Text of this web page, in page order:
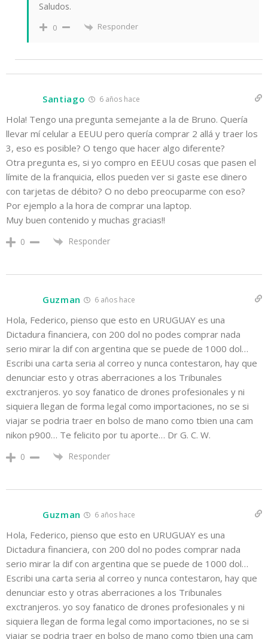
Saludos.
0 Responder
Santiago 6 años hace
Hola! Tengo una pregunta semejante a la de Bruno. Quería
llevar mí celular a EEUU pero quería comprar 2 allá y traer los
3, eso es posible? O tengo que hacer algo diferente?
Otra pregunta es, si yo compro en EEUU cosas que pasen el
límite de la franquicia, ellos pueden ver si gaste ese dinero
con tarjetas de débito? O no debo preocuparme con eso?
Por ejemplo a la hora de comprar una laptop.
Muy buen contenido y muchas gracias!!
0 Responder
Guzman 6 años hace
Hola, Federico, pienso que esto en URUGUAY es una
Dictadura financiera, con 200 dol no podes comprar nada
serio mirar la dif con argentina que se puede de 1000 dol…
Escribi una carta seria al correo y nunca contestaron, hay que
denunciar esto y otras aberraciones a los Tribunales
exctranjeros. yo soy fanatico de drones profesionales y ni
siquiera llegan de forma legal como importaciones, no se si
viajar se podria traer en bolso de mano como tbien una cam
nikon p900… Te felicito por tu aporte… Dr G. C. W.
0 Responder
Guzman 6 años hace
Hola, Federico, pienso que esto en URUGUAY es una
Dictadura financiera, con 200 dol no podes comprar nada
serio mirar la dif con argentina que se puede de 1000 dol…
Escribi una carta seria al correo y nunca contestaron, hay que
denunciar esto y otras aberraciones a los Tribunales
exctranjeros. yo soy fanatico de drones profesionales y ni
siquiera llegan de forma legal como importaciones, no se si
viajar se podria traer en bolso de mano como tbien una cam